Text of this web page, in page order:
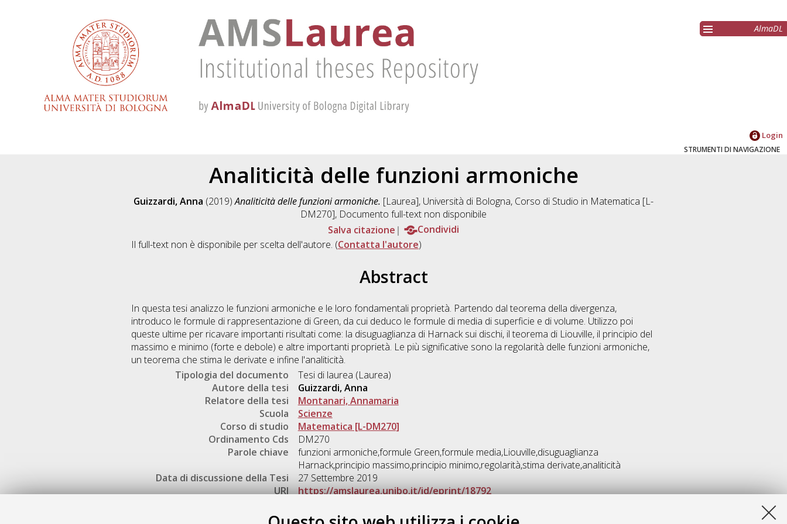
AlmaDL
Login
STRUMENTI DI NAVIGAZIONE
Analiticità delle funzioni armoniche
Guizzardi, Anna (2019)Analiticità delle funzioni armoniche. [Laurea], Università di Bologna, Corso di Studio in Matematica [L-
DM270], Documento full-text non disponibile
Salva citazione
Condividi
Il full-text non è disponibile per scelta dell'autore. (Contatta l'autore)
Abstract
In questa tesi analizzo le funzioni armoniche e le loro fondamentali proprietà. Partendo dal teorema della divergenza,
introduco le formule di rappresentazione di Green, da cui deduco le formule di media di superficie e di volume. Utilizzo poi
queste ultime per ricavare importanti risultati come: la disuguaglianza di Harnack sui dischi, il teorema di Liouville, il principio del
massimo e minimo (forte e debole) e altre importanti proprietà. Le più significative sono la regolarità delle funzioni armoniche,
un teorema che stima le derivate e infine l'analiticità.
Tipologia del documento
Tesi di laurea (Laurea)
Autore della tesi
Guizzardi, Anna
Relatore della tesi
Montanari, Annamaria
Scuola
Scienze
Corso di studio
Matematica [L-DM270]
Ordinamento Cds
DM270
Parole chiave
funzioni armoniche,formule Green,formule media,Liouville,disuguaglianza
Harnack,principio massimo,principio minimo,regolarità,stima derivate,analiticità
Data di discussione della Tesi
27 Settembre 2019
URI
https://amslaurea.unibo.it/id/eprint/18792
Gestione del documento: